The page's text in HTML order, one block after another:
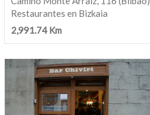
Restaurantes en Bizkaia
2,991.74 Km